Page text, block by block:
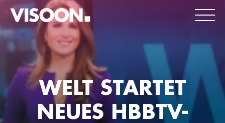
WELT STARTET
NEUES HBBTV-